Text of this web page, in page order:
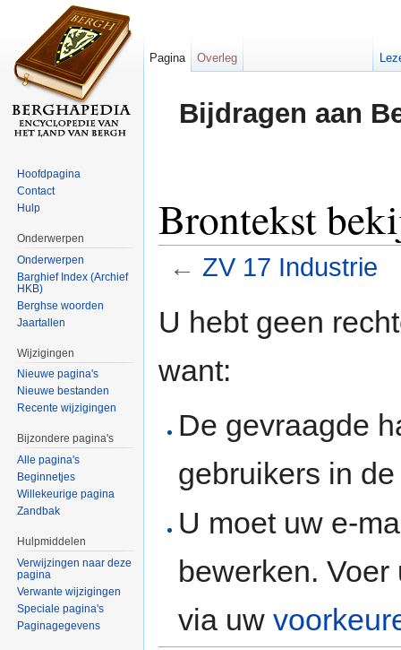
Bijdragen aan
Brontekst
← ZV 17 Industrie
U hebt geen
want:
De gevraagde
gebruikers in
U moet uw e-
bewerken.
via uw
Pagina Overleg
Hoofdpagina
Contact
Hulp
Onderwerpen
Onderwerpen
Barghief Index (Archief
HKB)
Berghse woorden
Jaartallen
Wijzigingen
Nieuwe pagina's
Nieuwe bestanden
Recente wijzigingen
Bijzondere pagina's
Alle pagina's
Beginnetjes
Willekeurige pagina
Zandbak
Hulpmiddelen
Verwijzingen naar deze
pagina
Verwante wijzigingen
Speciale pagina's
Paginagegevens